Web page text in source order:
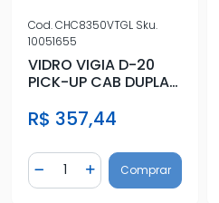
Cod.CHC8350VTGL Sku.
10051655
VIDRO VIGIA D-20
PICK-UP CAB DUPLA
R$ 357,44
Diminuir Quantidade
Quantidade
Adicionar Quantidade
Comprar